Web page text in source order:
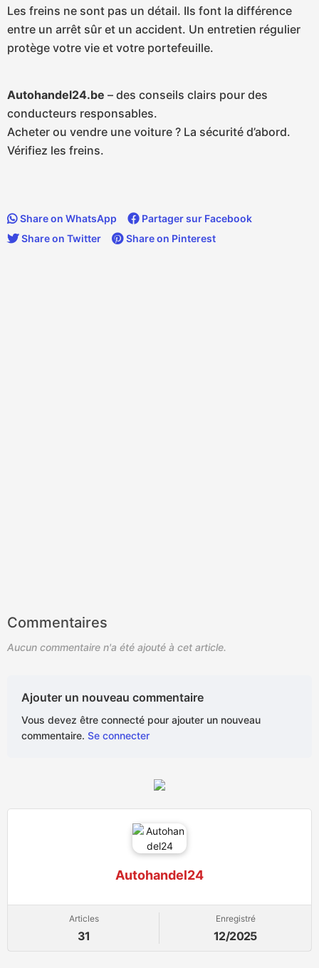
Les freins ne sont pas un détail. Ils font la différence
entre un arrêt sûr et un accident. Un entretien régulier
protège votre vie et votre portefeuille.
Autohandel24.be – des conseils clairs pour des
conducteurs responsables.
Acheter ou vendre une voiture ? La sécurité d’abord.
Vérifiez les freins.
Share on WhatsApp
Partager sur Facebook
Share on Twitter
Share on Pinterest
Commentaires
Aucun commentaire n'a été ajouté à cet article.
Ajouter un nouveau commentaire
Vous devez être connecté pour ajouter un nouveau
commentaire. Se connecter
Autohandel24
Articles
31
Enregistré
12/2025